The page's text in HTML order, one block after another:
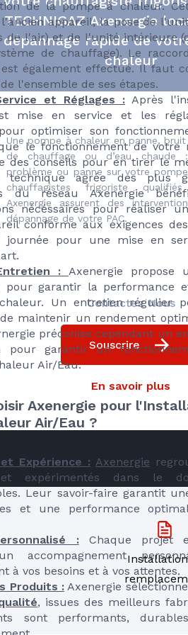
de la pompe à chaleur.
l'ancien appareil, la pose de
de l'air) et de l'unité intérieure
de chauffage). Le
également effectué. Il faut
l'ensemble de ses étapes.
et Réglages : Après
mise en service et les
optimiser son
le fonctionnement de votre
des conseils pour en tirer le
technique agrée des plus
du réseau Axenergie
nécéssaires pour réaliser
conforme aux exigences
journée pour une mise en
:Axenergie
pour garantir la performance
Un entretien régulier
maintenir un rendement
préconise cependant un
pour garantir un
Air/Eau.
Axenergie pour
Air/Eau ?
Expérience : Axenergie
expérimentés dans le
Leur savoir-faire garantit
et une performance
:Chaque projet
accompagnement
à vos besoins et à vos attentes.
Produits : Axenergie
, issues des meilleurs
sont performants,
TECHNIGAZ Axenergie
dépannage rapide de
chaleur
Une pompe à chaleur en panne,
de chauffage ou d’eau
problème ou panne sur votre
chauffagistes frigoriste
Axenergie assurent des
dépannage de votre PAC.
Contactez Nous
Souscrire
En savoir plus